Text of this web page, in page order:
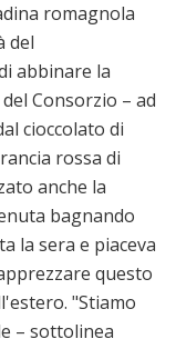
romagnola
del
abbinare la
Consorzio – ad
cioccolato di
rossa di
anche la
bagnando
la sera e piaceva
questo
"Stiamo
– sottolinea